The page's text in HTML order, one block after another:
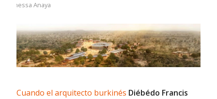
Vanessa Anaya
Cuando el arquitecto burkinés Diébédo Francis